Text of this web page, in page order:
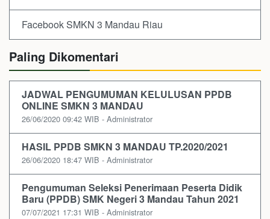
Facebook SMKN 3 Mandau Riau
Paling Dikomentari
JADWAL PENGUMUMAN KELULUSAN PPDB
ONLINE SMKN 3 MANDAU
26/06/2020 09:42 WIB - Administrator
HASIL PPDB SMKN 3 MANDAU TP.2020/2021
26/06/2020 18:47 WIB - Administrator
Pengumuman Seleksi Penerimaan Peserta Didik
Baru (PPDB) SMK Negeri 3 Mandau Tahun 2021
07/07/2021 17:31 WIB - Administrator